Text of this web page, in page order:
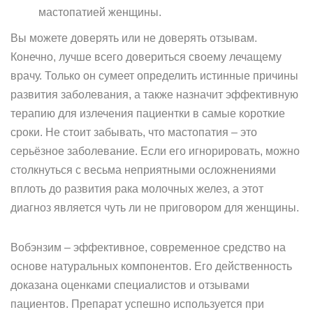
мастопатией женщины.
Вы можете доверять или не доверять отзывам.
Конечно, лучше всего довериться своему лечащему
врачу. Только он сумеет определить истинные причины
развития заболевания, а также назначит эффективную
терапию для излечения пациентки в самые короткие
сроки. Не стоит забывать, что мастопатия – это
серьёзное заболевание. Если его игнорировать, можно
столкнуться с весьма неприятными осложнениями
вплоть до развития рака молочных желез, а этот
диагноз является чуть ли не приговором для женщины.
Вобэнзим – эффективное, современное средство на
основе натуральных компонентов. Его действенность
доказана оценками специалистов и отзывами
пациентов. Препарат успешно используется при